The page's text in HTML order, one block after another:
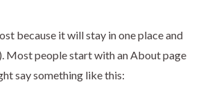
because it will stay in one place and
Most people start with an About page
say something like this: